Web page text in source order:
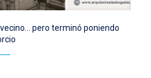
pero terminó poniendo